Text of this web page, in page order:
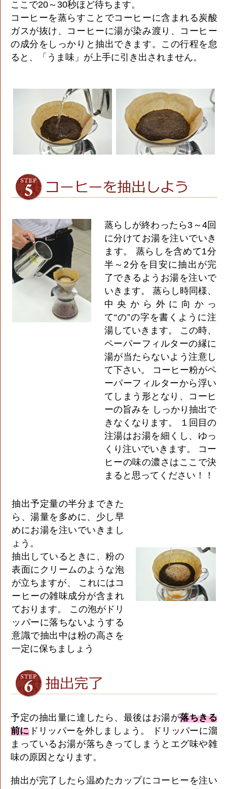
ここで20～30秒ほど待ちます。
コーヒーを蒸らすことでコーヒーに含まれる炭酸
ガスが抜け、コーヒーに湯が染み渡り、コーヒー
の成分をしっかりと抽出できます。この行程を怠
ると、「うま味」が上手に引き出されません。
蒸らしが終わったら3～4回
に分けてお湯を注いでいき
ます。 蒸らしを含めて1分
半～2分を目安に抽出が完
了できるようお湯を注いで
いきます。 蒸らし時同様、
中央から外に向かっ
て“の”の字を書くように注
湯していきます。 この時、
ペーパーフィルターの縁に
湯が当たらないよう注意し
て下さい。 コーヒー粉がペ
ーパーフィルターから浮い
てしまう形となり、コーヒ
ーの旨みを しっかり抽出で
きなくなります。 １回目の
注湯はお湯を細くし、ゆっ
くり注いでいきます。 コー
ヒーの味の濃さはここで決
まると思ってください！！
抽出予定量の半分まできた
ら、湯量を多めに、少し早
めにお湯を注いでいきまし
ょう。
抽出しているときに、粉の
表面にクリームのような泡
が立ちますが、 これにはコ
ーヒーの雑味成分が含まれ
ております。 この泡がドリ
ッパーに落ちないようする
意識で抽出中は粉の高さを
一定に保ちましょう
予定の抽出量に達したら、最後はお湯が落ちきる
前にドリッパーを外しましょう。 ドリッパーに溜
まっているお湯が落ちきってしまうとエグ味や雑
味の原因となります。
抽出が完了したら温めたカップにコーヒーを注い